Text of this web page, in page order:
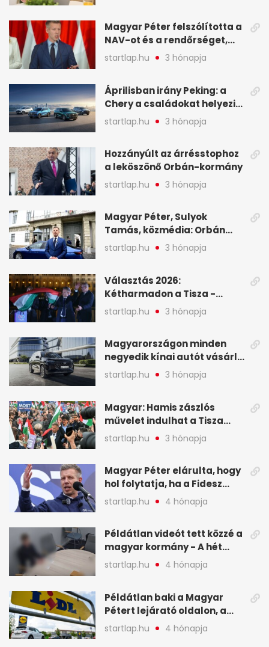
NAV - A hét hírei képekben
Magyar Péter felszólította a
NAV-ot és a rendőrséget,
tartóztassák le a NER-es
oligarchákat - A hét
startlap.hu 3 hónapja
Áprilisban irány Peking: a
Chery a családokat helyezi
globális mobilitási
programja középpontjába
startlap.hu 3 hónapja
Hozzányúlt az árrésstophoz
a leköszönő Orbán-kormány
startlap.hu 3 hónapja
Magyar Péter, Sulyok
Tamás, közmédia: Orbán
Viktor április 13. óta hallgat,
közben pörögnek az
startlap.hu 3 hónapja
Választás 2026:
Kétharmadon a Tisza -
mutatjuk, hogyan alakulnak
a mandátumok
startlap.hu 3 hónapja
Magyarországon minden
negyedik kínai autót vásárló
a Chery mellett döntött (X)
startlap.hu 3 hónapja
Magyar: Hamis zászlós
művelet indulhat a Tisza
ellen a választás napján - A
hét legfontosabb eseményei
startlap.hu 3 hónapja
Magyar Péter elárulta, hogy
hol folytatja, ha a Fidesz
nyeri a választást - A hét
legfontosabb hírei
startlap.hu 4 hónapja
Példátlan videót tett közzé a
magyar kormány - A hét
legfontosabb hírei
képekben
startlap.hu 4 hónapja
Példátlan baki a Magyar
Pétert lejárató oldalon, a
Lidlnek azonnal lépnie
kellett - A hét legfontosabb
startlap.hu 4 hónapja